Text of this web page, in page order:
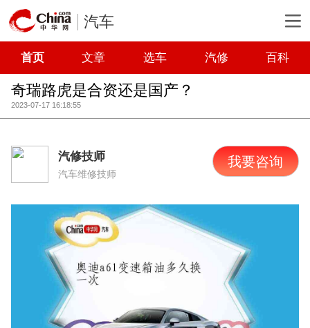
汽车
首页 文章 选车 汽修 百科
奇瑞路虎是合资还是国产？
2023-07-17 16:18:55
汽修技师
汽车维修技师
我要咨询